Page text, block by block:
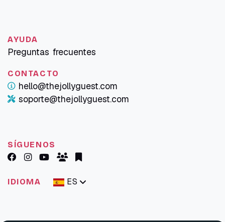
AYUDA
Preguntas frecuentes
CONTACTO
hello@thejollyguest.com
soporte@thejollyguest.com
SÍGUENOS
IDIOMA ES